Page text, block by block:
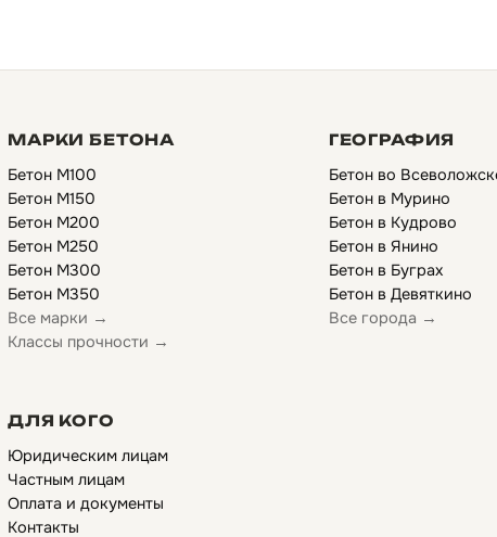
МАРКИ БЕТОНА
Бетон М100
Бетон М150
Бетон М200
Бетон М250
Бетон М300
Бетон М350
Все марки →
Классы прочности →
ГЕОГРАФИЯ
Бетон во
Бетон в Мурино
Бетон в Кудрово
Бетон в Янино
Бетон в Буграх
Бетон в Девяткино
Все города →
ДЛЯ КОГО
Юридическим лицам
Частным лицам
Оплата и документы
Контакты